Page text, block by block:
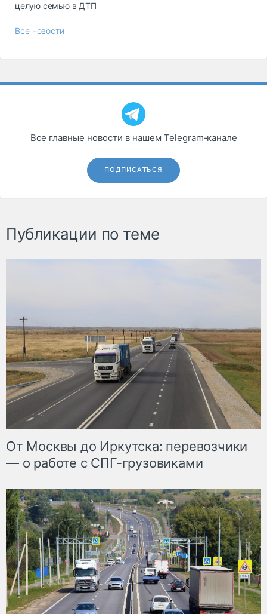
целую семью в ДТП
Все новости
Все главные новости в нашем Telegram‑канале
ПОДПИСАТЬСЯ
Публикации по теме
От Москвы до Иркутска: перевозчики
— о работе с СПГ-грузовиками